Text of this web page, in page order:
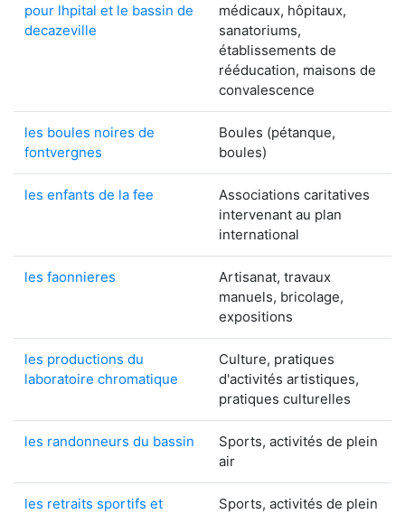
pour lhpital et le bassin de
decazeville
médicaux, hôpitaux,
sanatoriums,
établissements de
rééducation, maisons de
convalescence
les boules noires de
fontvergnes
Boules (pétanque,
boules)
les enfants de la fee
Associations caritatives
intervenant au plan
international
les faonnieres
Artisanat, travaux
manuels, bricolage,
expositions
les productions du
laboratoire chromatique
Culture, pratiques
d'activités artistiques,
pratiques culturelles
les randonneurs du bassin
Sports, activités de plein
air
les retraits sportifs et
Sports, activités de plein